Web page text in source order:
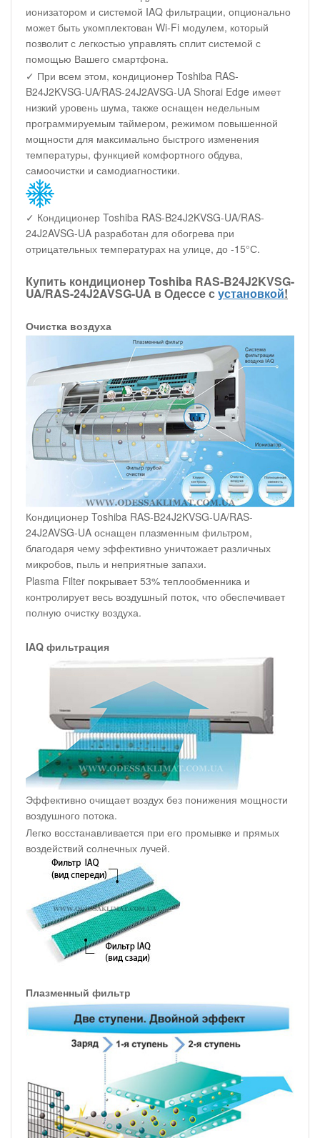
ионизатором и системой IAQ фильтрации, опционально
может быть укомплектован Wi-Fi модулем, который
позволит с легкостью управлять сплит системой с
помощью Вашего смартфона.
✓ При всем этом, кондиционер Toshiba RAS-
B24J2KVSG-UA/RAS-24J2AVSG-UA Shorai Edge имеет
низкий уровень шума, также оснащен недельным
программируемым таймером, режимом повышенной
мощности для максимально быстрого изменения
температуры, функцией комфортного обдува,
самоочистки и самодиагностики.
✓ Кондиционер Toshiba RAS-B24J2KVSG-UA/RAS-
24J2AVSG-UA разработан для обогрева при
отрицательных температурах на улице, до -15°С.
Купить кондиционер Toshiba RAS-B24J2KVSG-
UA/RAS-24J2AVSG-UA в Одессе сустановкой!
Очистка воздуха
Кондиционер Toshiba RAS-B24J2KVSG-UA/RAS-
24J2AVSG-UA оснащен плазменным фильтром,
благодаря чему эффективно уничтожает различных
микробов, пыль и неприятные запахи.
Plasma Filter покрывает 53% теплообменника и
контролирует весь воздушный поток, что обеспечивает
полную очистку воздуха.
IAQ фильтрация
Эффективно очищает воздух без понижения мощности
воздушного потока.
Легко восстанавливается при его промывке и прямых
воздействий солнечных лучей.
Плазменный фильтр